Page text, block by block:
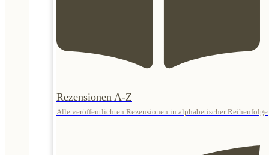
Rezensionen A-Z
Alle veröffentlichten Rezensionen in alphabetischer Reihenfolge